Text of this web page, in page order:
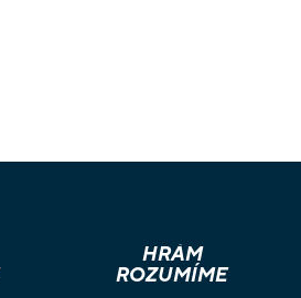
HRÁM
ROZUMÍME